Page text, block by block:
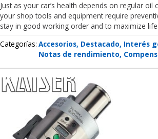
Just as your car’s health depends on regular oil
your shop tools and equipment require
stay in good working order and to maximize life
Categorías Accesorios Destacado Interés
Notas de rendimiento